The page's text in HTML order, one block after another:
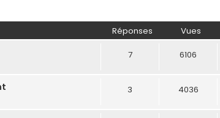
Réponses Vues
7 6106
3 4036